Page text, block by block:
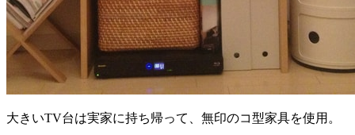
大きいTV台は実家に持ち帰って、無印のコ型家具を使用。